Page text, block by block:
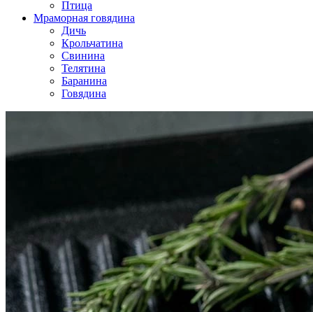
Птица
Мраморная говядина
Дичь
Крольчатина
Свинина
Телятина
Баранина
Говядина